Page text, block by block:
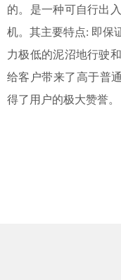
的。是一种可自行出
机。其主要特点: 即保
力极低的泥沼地行驶
给客户带来了高于普
得了用户的极大赞誉。